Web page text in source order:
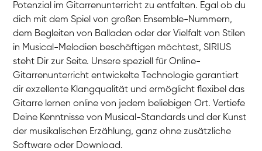
Potenzial im Gitarrenunterricht zu entfalten. Egal ob du
dich mit dem Spiel von großen Ensemble-Nummern,
dem Begleiten von Balladen oder der Vielfalt von Stilen
in Musical-Melodien beschäftigen möchtest, SIRIUS
steht Dir zur Seite. Unsere speziell für Online-
Gitarrenunterricht entwickelte Technologie garantiert
dir exzellente Klangqualität und ermöglicht flexibel das
Gitarre lernen online von jedem beliebigen Ort. Vertiefe
Deine Kenntnisse von Musical-Standards und der Kunst
der musikalischen Erzählung, ganz ohne zusätzliche
Software oder Download.